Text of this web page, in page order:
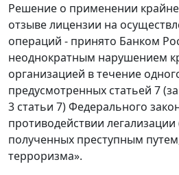
Решение о применении
отзыве лицензии на
операций - принято Банком
неоднократным нарушением
организацией в течение
предусмотренных статьей 7
3 статьи 7) Федерального
противодействии
полученных преступным
терроризма».